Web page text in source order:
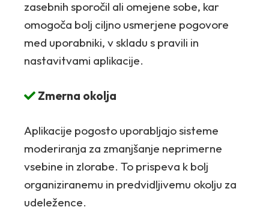
zasebnih sporočil ali omejene sobe, kar
omogoča bolj ciljno usmerjene pogovore
med uporabniki, v skladu s pravili in
nastavitvami aplikacije.
Zmerna okolja
Aplikacije pogosto uporabljajo sisteme
moderiranja za zmanjšanje neprimerne
vsebine in zlorabe. To prispeva k bolj
organiziranemu in predvidljivemu okolju za
udeležence.